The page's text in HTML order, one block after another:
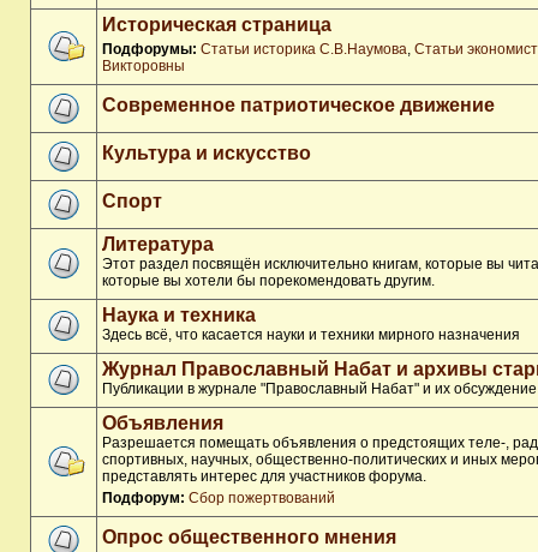
Историческая страница
Подфорумы: Статьи историка С.В.Наумова, Статьи
Викторовны
Современное патриотическое движение
Культура и искусство
Спорт
Литература
Этот раздел посвящён исключительно книгам, которые вы
которые вы хотели бы порекомендовать другим.
Наука и техника
Здесь всё, что касается науки и техники мирного назначения
Журнал Православный Набат и архивы
Публикации в журнале "Православный Набат" и их обсуждение
Объявления
Разрешается помещать объявления о предстоящих теле-,
спортивных, научных, общественно-политических и иных
представлять интерес для участников форума.
Подфорум: Сбор пожертвований
Опрос общественного мнения